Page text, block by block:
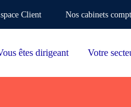
Client Nos cabinets
êtes dirigeant Votre